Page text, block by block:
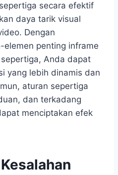
secara efektif
daya tarik visual
Dengan
elemen penting inframe
Anda dapat
yang lebih dinamis dan
aturan sepertiga
dan terkadang
menciptakan efek